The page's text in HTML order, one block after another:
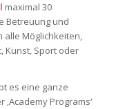
maximal 30
Betreuung und
alle Möglichkeiten,
Kunst, Sport oder
es eine ganze
Programs‘